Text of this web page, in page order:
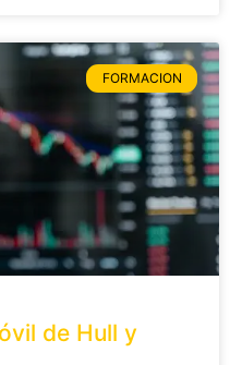
FORMACION
de Hull y